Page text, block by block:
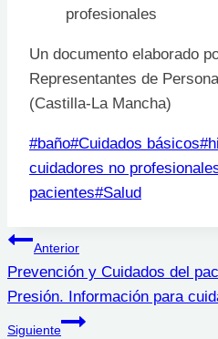
profesionales
Un documento elaborado
Representantes de
(Castilla-La Mancha)
Etiquetas
de
la
#baño#Cuidados básicos#
cuidadores no
pacientes#Salud
Navegación
de
entradas
Anterior
Prevención y Cuidados del
Presión. Información para
Siguiente